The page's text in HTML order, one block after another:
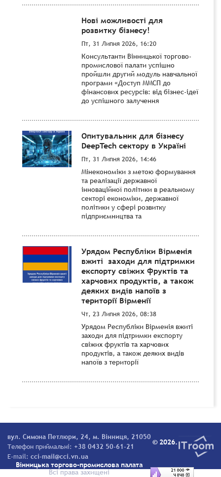
Нові можливості для
розвитку бізнесу!
Пт, 31 Липня 2026, 16:20
Консультанти Вінницької торгово-
промислової палати успішно
пройшли другий модуль навчальної
програми «Доступ ММСП до
фінансових ресурсів: від бізнес-ідеї
до успішного залучення
Опитувальник для бізнесу
DeepTech сектору в Україні
Пт, 31 Липня 2026, 14:46
Мінекономіки з метою формування
та реалізації державної
інноваційної політики в реальному
секторі економіки, державної
політики у сфері розвитку
підприємництва та
Урядом Республіки Вірменія
вжиті заходи для підтримки
експорту свіжих фруктів та
харчових продуктів, а також
деяких видів напоїв з
території Вірменії
Чт, 23 Липня 2026, 08:38
Урядом Республіки Вірменія вжиті
заходи для підтримки експорту
свіжих фруктів та харчових
продуктів, а також деяких видів
напоїв з території
вул. Симона Петлюри, 24, м. Вінниця, 21050
Телефон приймальні: +38 0432 50-61-21
E-mail: cci-mail@cci.vn.ua
© 2026.
Вінницька торгово-промислова палата
Всі права захищені